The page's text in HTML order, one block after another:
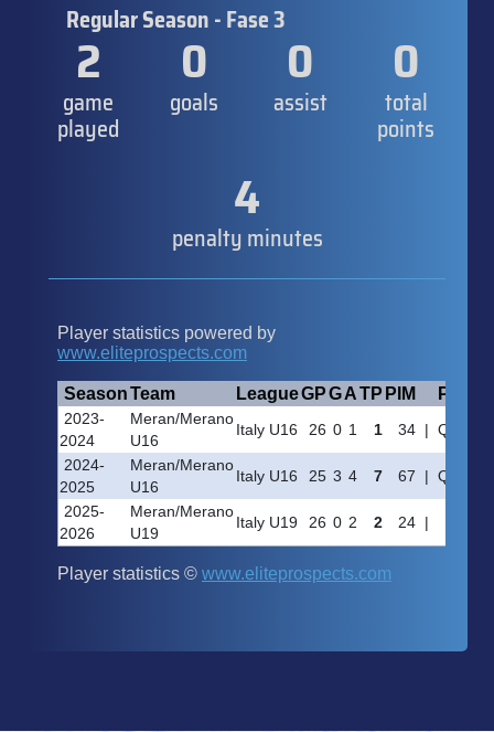
Regular Season - Fase 3
2
game
played
0
goals
0
assist
0
total
points
4
penalty minutes